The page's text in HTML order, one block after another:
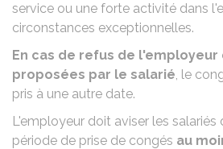
service ou une forte activité dans
circonstances exceptionnelles.
En cas de refus de l'employeur
proposées par le salarié, le
pris à une autre date.
L'employeur doit aviser les salariés
période de prise de congés au